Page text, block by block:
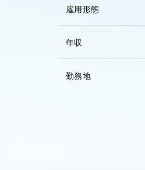
雇用形態
年収
勤務地